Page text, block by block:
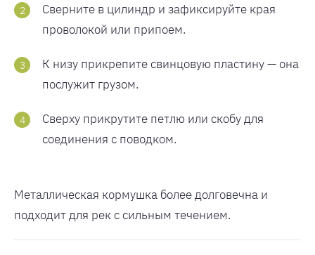
Сверните в цилиндр и зафиксируйте края
проволокой или припоем.
К низу прикрепите свинцовую пластину — она
послужит грузом.
Сверху прикрутите петлю или скобу для
соединения с поводком.
Металлическая кормушка более долговечна и
подходит для рек с сильным течением.